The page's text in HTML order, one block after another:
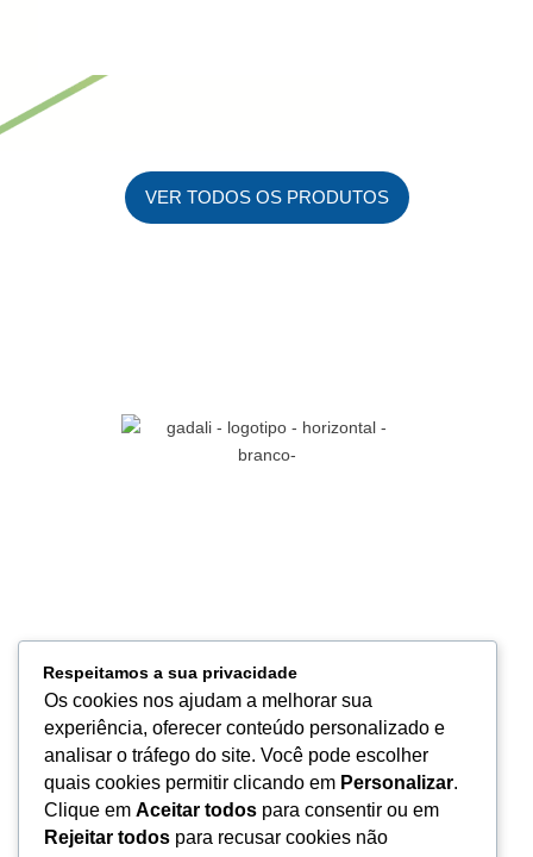
VER TODOS OS PRODUTOS
CONTATO
Respeitamos a sua privacidade
Os cookies nos ajudam a melhorar sua
experiência, oferecer conteúdo personalizado e
analisar o tráfego do site. Você pode escolher
quais cookies permitir clicando em Personalizar.
Clique em Aceitar todos para consentir ou em
Rejeitar todos para recusar cookies não